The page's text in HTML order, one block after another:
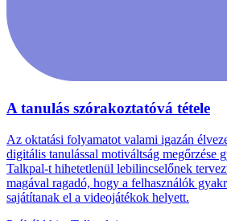
A tanulás szórakoztatóvá tétele
Az oktatási folyamatot valami igazán
digitális tanulással motiváltság megőrzése
Talkpal-t hihetetlenül lebilincselőnek
magával ragadó, hogy a felhasználók
sajátítanak el a videojátékok helyett.